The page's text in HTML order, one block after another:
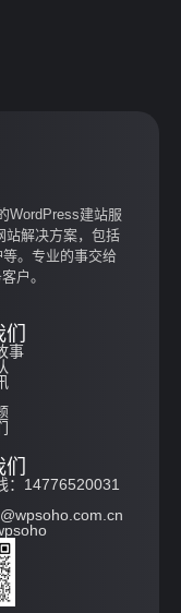
WordPress建站服
站解决方案，包括
。专业的事交给
户。
事
：14776520031